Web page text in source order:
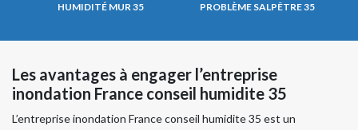
HUMIDITÉ MUR 35 PROBLÈME SALPÊTRE 35
Les avantages à engager l’entreprise
inondation France conseil humidite 35
L’entreprise inondation France conseil humidite 35 est un